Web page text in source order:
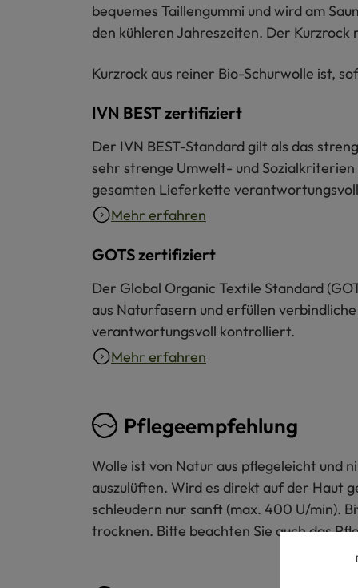
bequemes Taillengummi und wird am
den kühleren Jahreszeiten. Der
Kurzrock aus reiner Bio-Schurwolle ist,
IVN BEST zertifiziert
Der IVN BEST-Standard gilt als das
sehr strenge Umwelt- und
gesamten Lieferkette
Mehr erfahren
GOTS zertifiziert
Der Global Organic Textile Standard
aus Naturfasern und erfüllen
verantwortungsvoll kontrolliert.
Mehr erfahren
Pflegeempfehlung
Wolle ist von Natur aus pflegeleicht und
auszulüften. Wird es direkt auf der Haut
schleudern nur sanft (max. 400 U/min).
trocknen. Bitte beachten Sie auch das